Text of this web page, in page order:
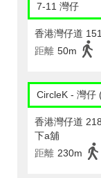
7-11 灣仔
香港灣仔道
距離 50m
CircleK - 灣仔
香港灣仔道
下a舖
距離 230m